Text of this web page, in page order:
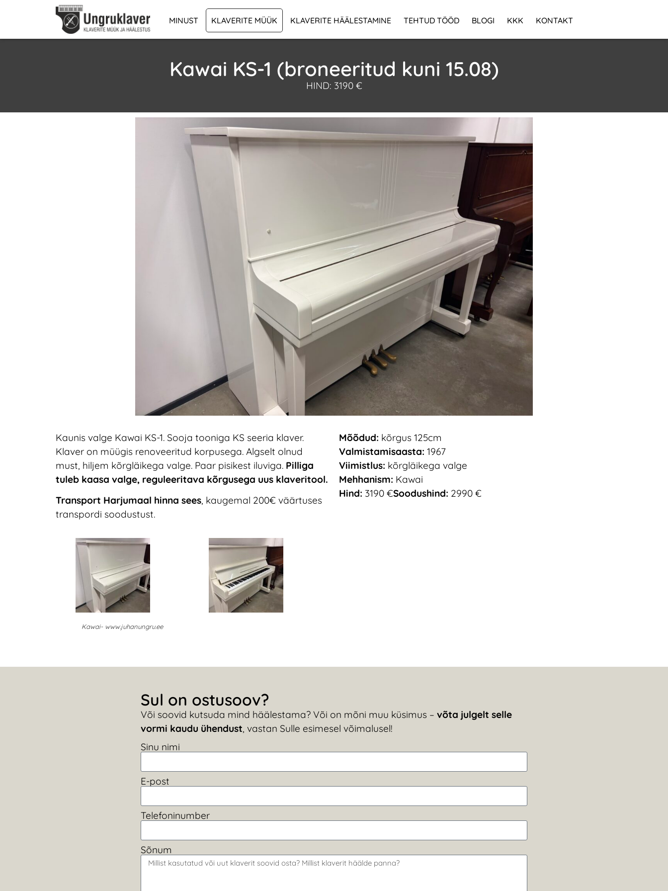
MINUST KLAVERITE MÜÜK KLAVERITE HÄÄLESTAMINE TEHTUD TÖÖD BLOGI KKK KONTAKT
Kawai KS-1 (broneeritud kuni 15.08)
HIND: 3190 €
Kaunis valge Kawai KS-1. Sooja tooniga KS seeria klaver.
Klaver on müügis renoveeritud korpusega. Algselt olnud
must, hiljem kõrgläikega valge. Paar pisikest iluviga. Pilliga
tuleb kaasa valge, reguleeritava kõrgusega uus klaveritool.
Transport Harjumaal hinna sees, kaugemal 200€ väärtuses
transpordi soodustust.
Kawai- www.juhanungru.ee
Mõõdud: kõrgus 125cm
Valmistamisaasta: 1967
Viimistlus: kõrgläikega valge
Mehhanism: Kawai
Hind: 3190 €Soodushind: 2990 €
Sul on ostusoov?
Või soovid kutsuda mind häälestama? Või on mõni muu küsimus – võta julgelt selle
vormi kaudu ühendust, vastan Sulle esimesel võimalusel!
Sinu nimi
E-post
Telefoninumber
Sõnum